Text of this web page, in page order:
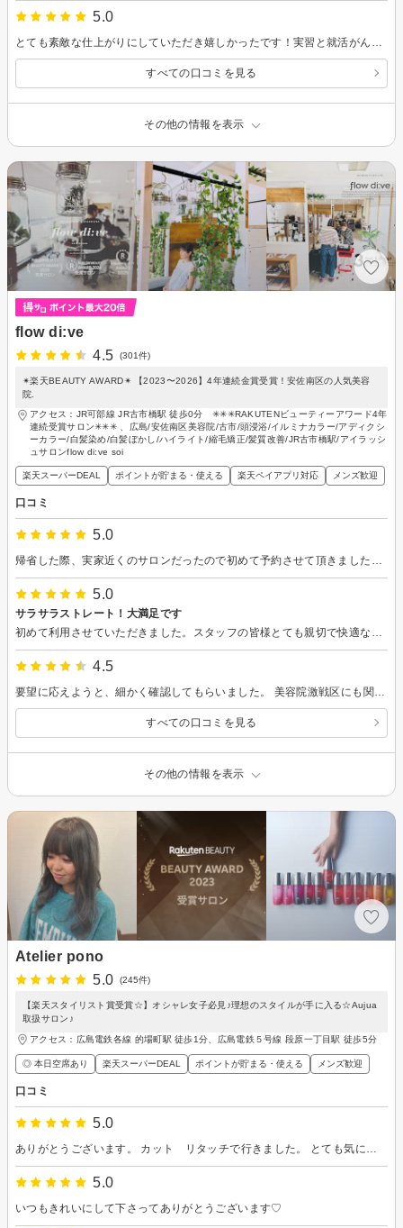
5.0
すべての口コミを見る
その他の情報を表示
flow di:ve
4.5
(301件)
✴︎楽天BEAUTY AWARD✴︎ 【2023〜2026】4年連続金賞受賞！安佐南区の人気美容
院.
アクセス：JR可部線 JR古市橋駅 徒歩0分 ✳︎✳︎✳︎RAKUTENビューティーアワード4年
連続受賞サロン✳︎✳︎✳︎ 、広島/安佐南区美容院/古市/頭浸浴/イルミナカラー/アディクシ
ーカラー/白髪染め/白髪ぼかし/ハイライト/縮毛矯正/髪質改善/JR古市橋駅/アイラッシ
ュサロンflow di:ve soi
楽天スーパーDEAL ポイントが貯まる・使える 楽天ペイアプリ対応 メンズ歓迎
口コミ
5.0
5.0
サラサラストレート！大満足です
4.5
要望に応えようと、細かく確認してもらいました。 美容院激戦区にも関わらず、長く続いている理由がわかりました。頭浸浴が気持ち良かったです。シロダーラの様な脳が休まる感じがしたし、メントールのスッとした香りも良かったです。
すべての口コミを見る
その他の情報を表示
Atelier pono
5.0
(245件)
【楽天スタイリスト賞受賞☆】オシャレ女子必見♪理想のスタイルが手に入る☆Aujua
取扱サロン♪
アクセス：広島電鉄各線 的場町駅 徒歩1分、広島電鉄５号線 段原一丁目駅 徒歩5分
◎ 本日空席あり 楽天スーパーDEAL ポイントが貯まる・使える メンズ歓迎
口コミ
5.0
5.0
いつもきれいにして下さってありがとうございます♡